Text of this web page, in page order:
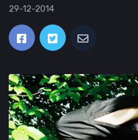
29-12-2014